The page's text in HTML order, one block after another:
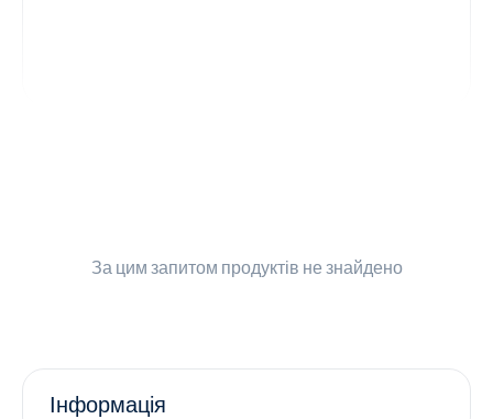
Всі продукти
За цим запитом продуктів не знайдено
Інформація